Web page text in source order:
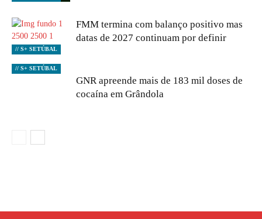
// S+ SETÚBAL
FMM termina com balanço positivo mas
datas de 2027 continuam por definir
// S+ SETÚBAL
GNR apreende mais de 183 mil doses de
cocaína em Grândola